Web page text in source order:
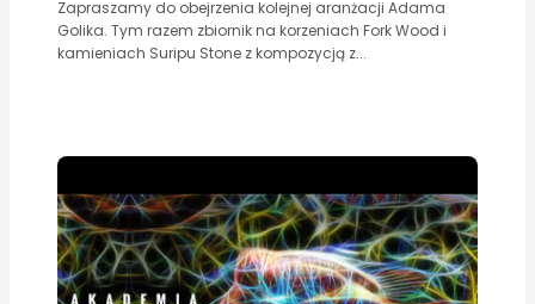
Zapraszamy do obejrzenia kolejnej aranżacji Adama
Golika. Tym razem zbiornik na korzeniach Fork Wood i
kamieniach Suripu Stone z kompozycją z...